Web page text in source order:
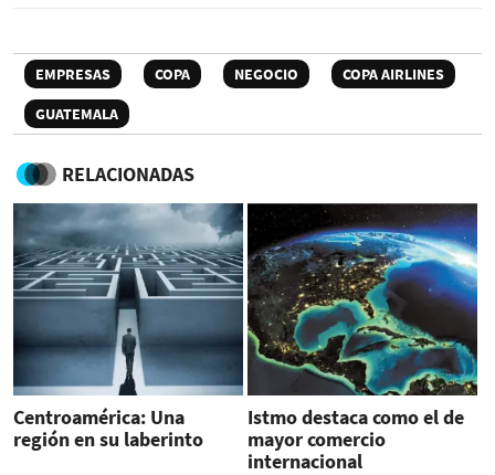
EMPRESAS COPA NEGOCIO
COPA AIRLINES
GUATEMALA
RELACIONADAS
Centroamérica: Una
región en su laberinto
Istmo destaca como el de
mayor comercio
internacional